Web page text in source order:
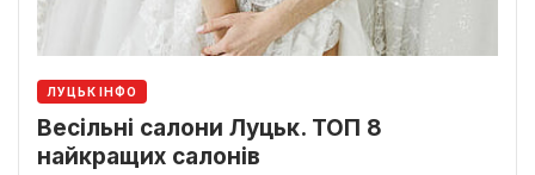
ЛУЦЬК ІНФО
Весільні салони Луцьк. ТОП 8
найкращих салонів